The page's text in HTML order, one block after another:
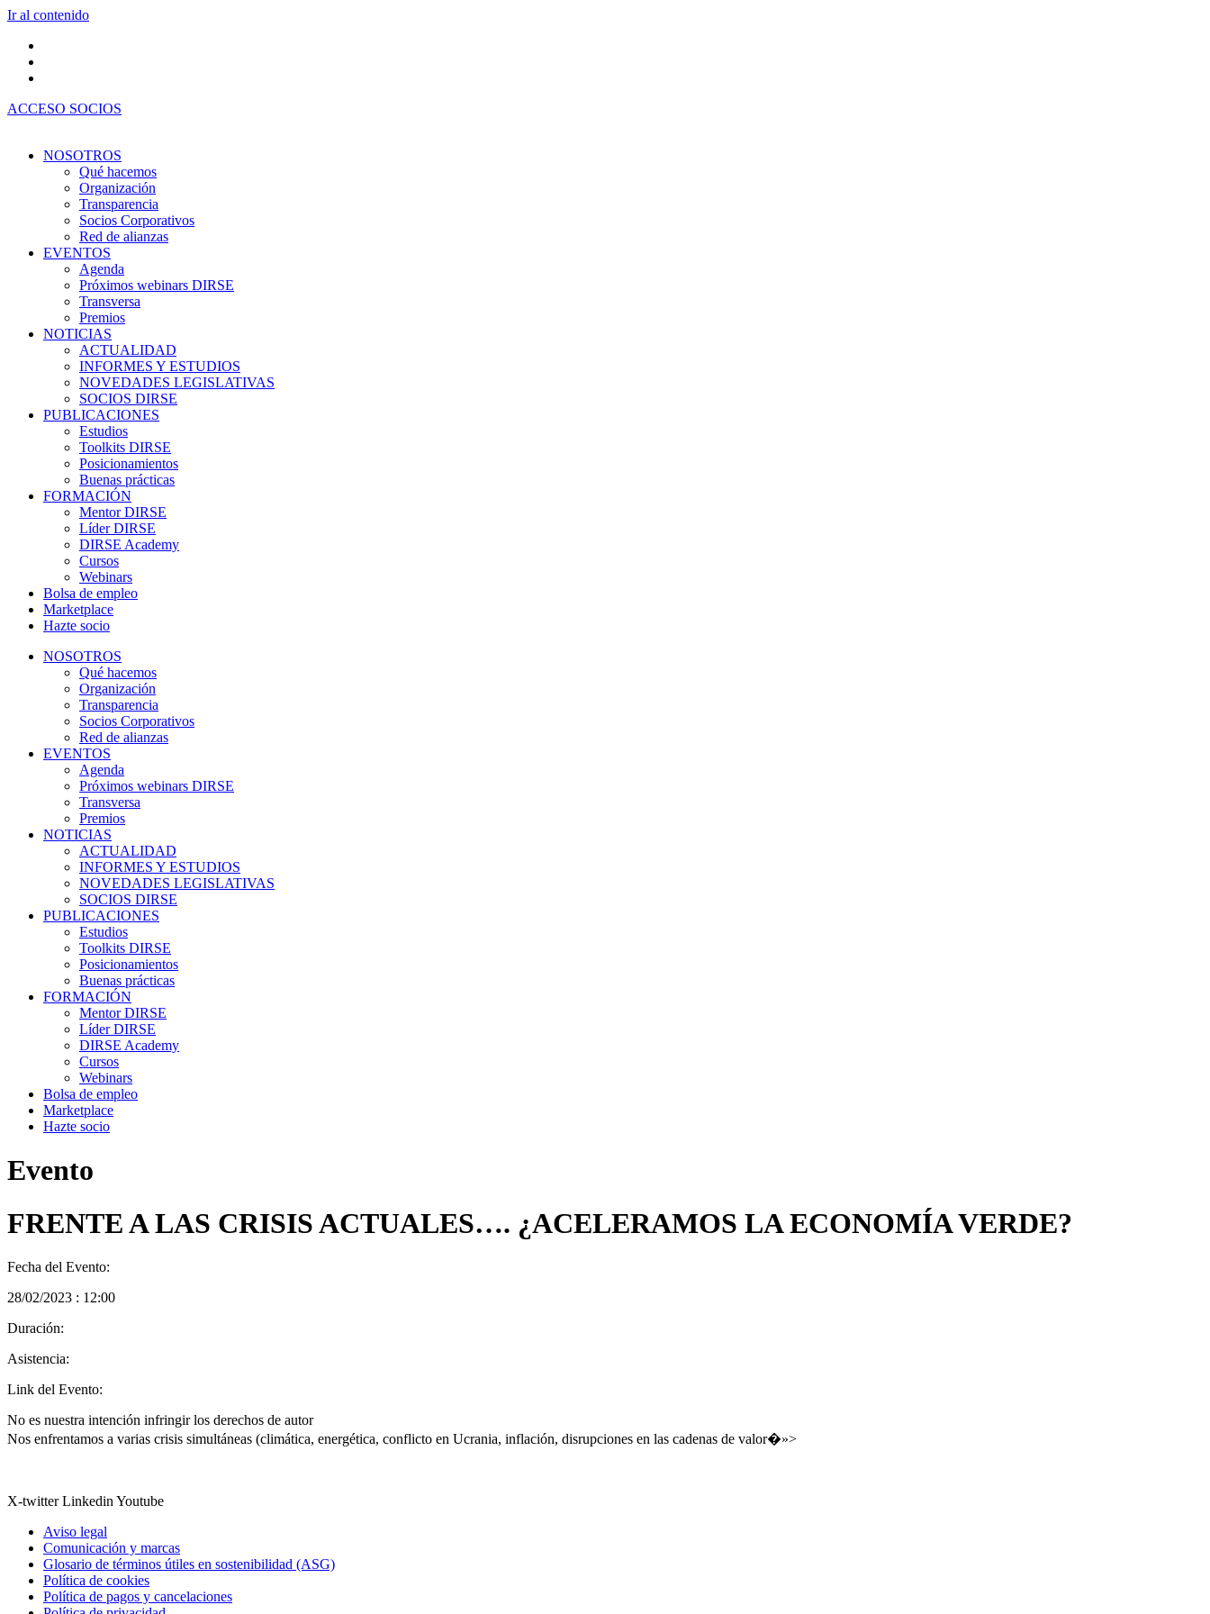
Ir al contenido
ACCESO SOCIOS
NOSOTROS
Qué hacemos
Organización
Transparencia
Socios Corporativos
Red de alianzas
EVENTOS
Agenda
Próximos webinars DIRSE
Transversa
Premios
NOTICIAS
ACTUALIDAD
INFORMES Y ESTUDIOS
NOVEDADES LEGISLATIVAS
SOCIOS DIRSE
PUBLICACIONES
Estudios
Toolkits DIRSE
Posicionamientos
Buenas prácticas
FORMACIÓN
Mentor DIRSE
Líder DIRSE
DIRSE Academy
Cursos
Webinars
Bolsa de empleo
Marketplace
Hazte socio
NOSOTROS
Qué hacemos
Organización
Transparencia
Socios Corporativos
Red de alianzas
EVENTOS
Agenda
Próximos webinars DIRSE
Transversa
Premios
NOTICIAS
ACTUALIDAD
INFORMES Y ESTUDIOS
NOVEDADES LEGISLATIVAS
SOCIOS DIRSE
PUBLICACIONES
Estudios
Toolkits DIRSE
Posicionamientos
Buenas prácticas
FORMACIÓN
Mentor DIRSE
Líder DIRSE
DIRSE Academy
Cursos
Webinars
Bolsa de empleo
Marketplace
Hazte socio
Evento
FRENTE A LAS CRISIS ACTUALES…. ¿ACELERAMOS LA ECONOMÍA VERDE?
Fecha del Evento:
28/02/2023 : 12:00
Duración:
Asistencia:
Link del Evento:
No es nuestra intención infringir los derechos de autor
Nos enfrentamos a varias crisis simultáneas (climática, energética, conflicto en Ucrania, inflación, disrupciones en las cadenas de valor�»>
X-twitter Linkedin Youtube
Aviso legal
Comunicación y marcas
Glosario de términos útiles en sostenibilidad (ASG)
Política de cookies
Política de pagos y cancelaciones